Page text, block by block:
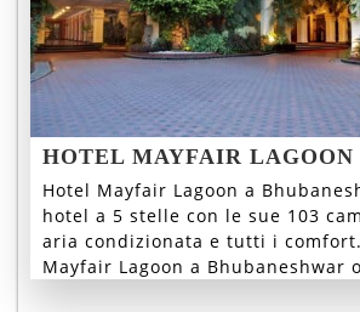
HOTEL MAYFAIR LAGOON
Hotel Mayfair Lagoon a
hotel a 5 stelle con le sue 103
aria condizionata e tutti i
Mayfair Lagoon a Bhubaneshwar